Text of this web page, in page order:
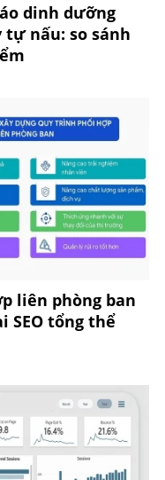
dinh dưỡng
tự nấu: so sánh
liên phòng ban
SEO tổng thể